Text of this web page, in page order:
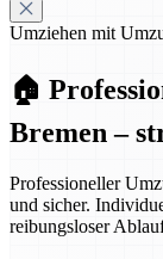
Umziehen mit
🏠
Bremen –
Professioneller
und sicher.
reibungsloser